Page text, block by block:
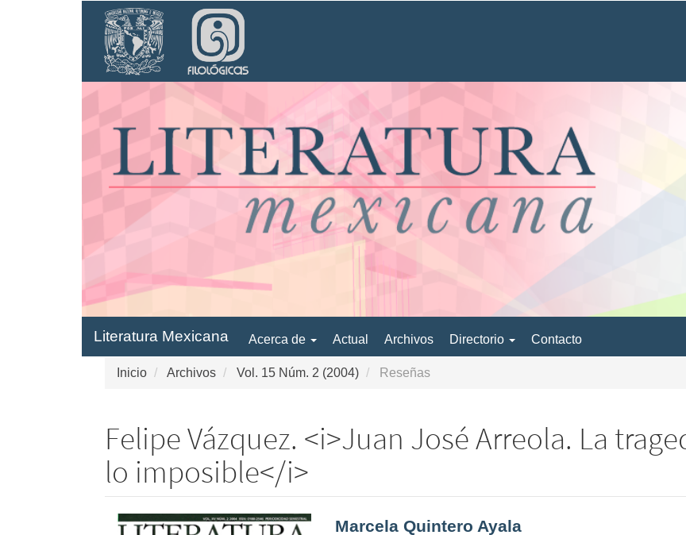
Navegación
principal
Contenido
principal
Barra
Literatura Mexicana Acerca de Actual Archivos Directorio Contacto
Inicio Archivos Vol. 15 Núm. 2 (2004) Reseñas
Felipe Vázquez. <i>Juan José Arreola. La
lo imposible</i>
Barra
Contenido
Marcela Quintero Ayala